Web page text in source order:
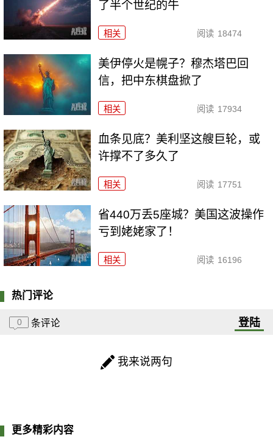
了半个世纪的牛
相关 阅读 18474
美伊停火是幌子？穆杰塔巴回
信，把中东棋盘掀了
相关 阅读 17934
血条见底？美利坚这艘巨轮，或
许撑不了多久了
相关 阅读 17751
省440万丢5座城？美国这波操作
亏到姥姥家了！
相关 阅读 16196
热门评论
0 条评论 登陆
我来说两句
更多精彩内容